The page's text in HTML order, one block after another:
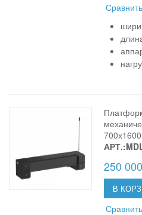
Сравнить
250
В
Сравнить